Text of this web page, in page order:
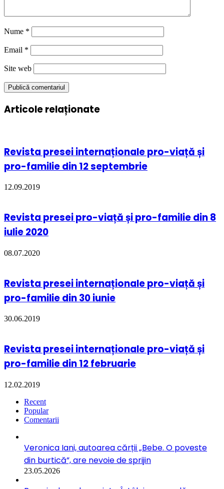
Nume *
Email *
Site web
Articole relaționate
Revista presei internaționale pro-viață și
pro-familie din 12 septembrie
12.09.2019
Revista presei pro-viață și pro-familie din 8
iulie 2020
08.07.2020
Revista presei internaționale pro-viață și
pro-familie din 30 iunie
30.06.2019
Revista presei internaționale pro-viață și
pro-familie din 12 februarie
12.02.2019
Recent
Popular
Comentarii
Veronica Iani, autoarea cărții „Bebe. O poveste
din burtică”, are nevoie de sprijin
23.05.2026